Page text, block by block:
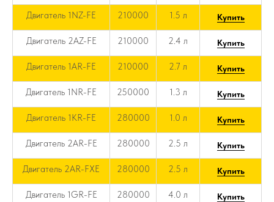
Двигатель 1NZ-FE 210000 1.5 л Купить
Двигатель 2AZ-FE 210000 2.4 л Купить
Двигатель 1AR-FE 210000 2.7 л Купить
Двигатель 1NR-FE 250000 1.3 л Купить
Двигатель 1KR-FE 280000 1.0 л Купить
Двигатель 2AR-FE 280000 2.5 л Купить
Двигатель 2AR-FXE 280000 2.5 л Купить
Двигатель 1GR-FE 280000 4.0 л Купить